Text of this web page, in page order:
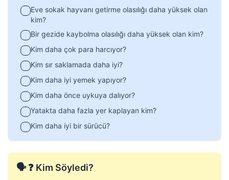
Eve sokak hayvanı getirme olasılığı daha yüksek olan
kim?
Bir gezide kaybolma olasılığı daha yüksek olan kim?
Kim daha çok para harcıyor?
Kim sır saklamada daha iyi?
Kim daha iyi yemek yapıyor?
Kim daha önce uykuya dalıyor?
Yatakta daha fazla yer kaplayan kim?
Kim daha iyi bir sürücü?
🗣️ ❓ Kim Söyledi?